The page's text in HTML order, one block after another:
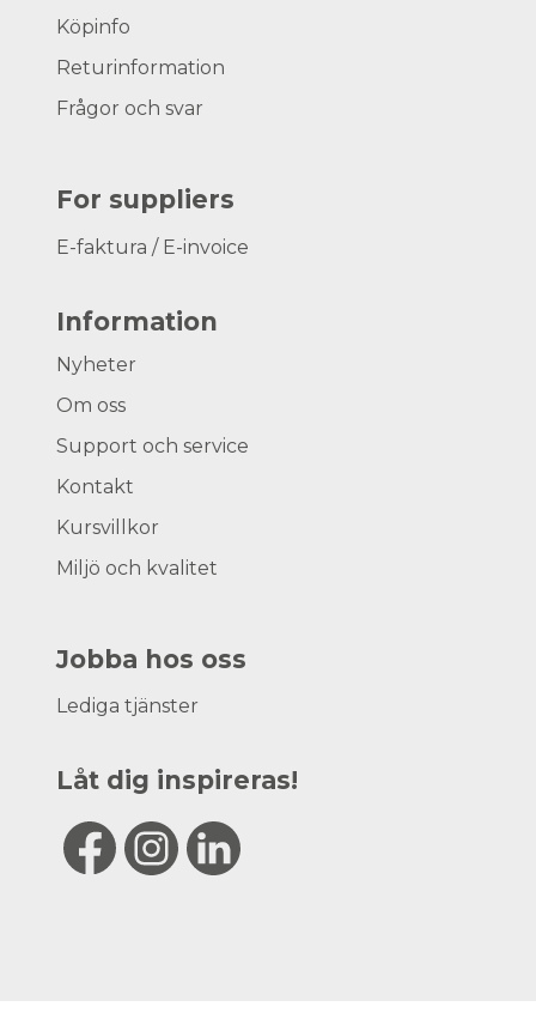
Köpinfo
Returinformation
Frågor och svar
For suppliers
E-faktura / E-invoice
Information
Nyheter
Om oss
Support och service
Kontakt
Kursvillkor
Miljö och kvalitet
Jobba hos oss
Lediga tjänster
Låt dig inspireras!